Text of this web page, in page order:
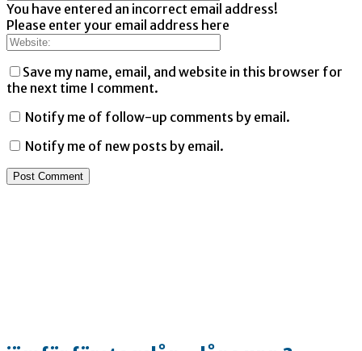
You have entered an incorrect email address!
Please enter your email address here
Save my name, email, and website in this browser for
the next time I comment.
Notify me of follow-up comments by email.
Notify me of new posts by email.